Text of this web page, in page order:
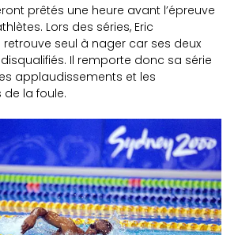
prêtés une heure avant l’épreuve
Lors des séries, Eric
seul à nager car ses deux
Il remporte donc sa série
applaudissements et les
la foule.